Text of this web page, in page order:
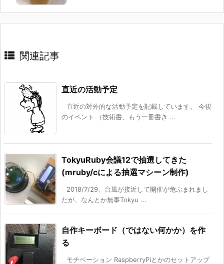
関連記事
直近の活動予定
直近の対外的な活動予定を記載しています。 今後
のイベント （技術書、もう一冊書き ...
TokyuRuby会議12で抽選してきた
(mruby/cによる抽選マシーン制作)
2018/7/29、台風が接近して開催が危ぶまれまし
たが、なんとか無事Tokyu ...
自作キーボード（ではない何かか）を作
る
モチベーション RaspberryPiとかのセットアップ